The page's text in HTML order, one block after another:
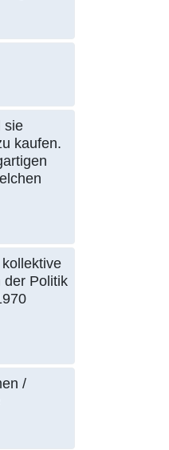
sie
kaufen.
der Politik
/